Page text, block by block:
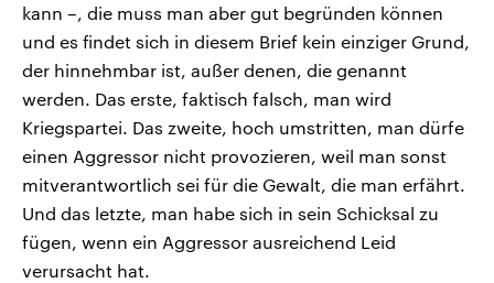
kann –, die muss man aber gut begründen können
und es findet sich in diesem Brief kein einziger Grund,
der hinnehmbar ist, außer denen, die genannt
werden. Das erste, faktisch falsch, man wird
Kriegspartei. Das zweite, hoch umstritten, man dürfe
einen Aggressor nicht provozieren, weil man sonst
mitverantwortlich sei für die Gewalt, die man erfährt.
Und das letzte, man habe sich in sein Schicksal zu
fügen, wenn ein Aggressor ausreichend Leid
verursacht hat.